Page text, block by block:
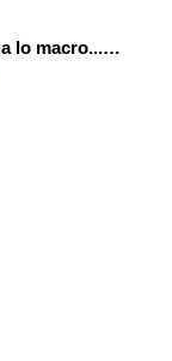
Repaso 2ª ev De lo micro a lo macro...Célula, Cuerpo humano y Ecología